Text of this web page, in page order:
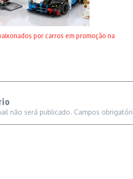
por carros em promoção na
não será publicado. Campos